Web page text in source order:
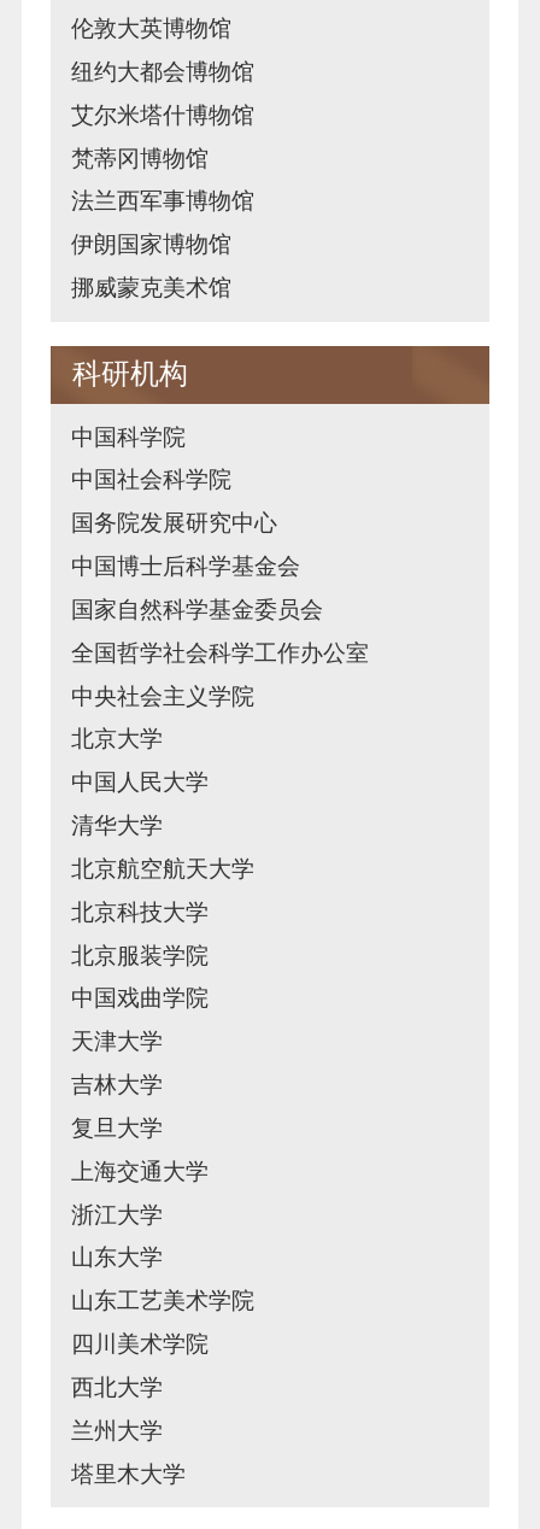
伦敦大英博物馆
纽约大都会博物馆
艾尔米塔什博物馆
梵蒂冈博物馆
法兰西军事博物馆
伊朗国家博物馆
挪威蒙克美术馆
科研机构
中国科学院
中国社会科学院
国务院发展研究中心
中国博士后科学基金会
国家自然科学基金委员会
全国哲学社会科学工作办公室
中央社会主义学院
北京大学
中国人民大学
清华大学
北京航空航天大学
北京科技大学
北京服装学院
中国戏曲学院
天津大学
吉林大学
复旦大学
上海交通大学
浙江大学
山东大学
山东工艺美术学院
四川美术学院
西北大学
兰州大学
塔里木大学